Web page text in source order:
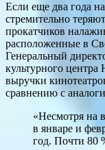
Если еще два года
стремительно
прокатчиков
расположенные в
Генеральный
культурного
выручки
сравнению с
«Несмотря на
в январе и
год. Почти 80